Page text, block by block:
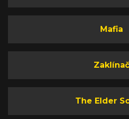
Mafia
Zaklínač
The Elder